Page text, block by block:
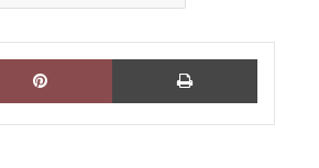
Pinterest Imprimir